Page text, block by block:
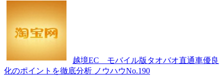
越境EC モバイル版タオバオ直通車優良
化のポイントを徹底分析 ノウハウNo.190